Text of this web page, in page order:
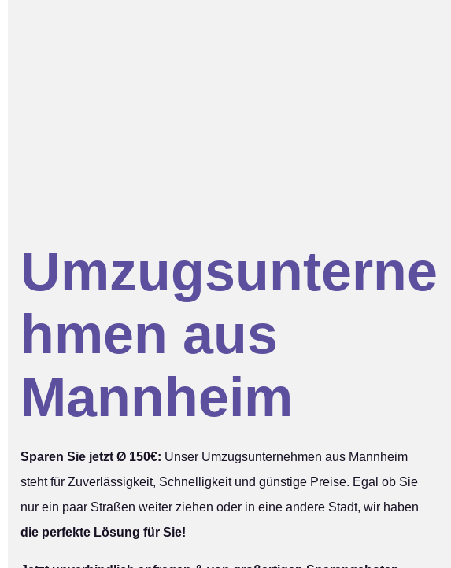
Umzugsunterne
hmen aus
Mannheim
Sparen Sie jetzt Ø 150€: Unser Umzugsunternehmen aus Mannheim
steht für Zuverlässigkeit, Schnelligkeit und günstige Preise. Egal ob Sie
nur ein paar Straßen weiter ziehen oder in eine andere Stadt, wir haben
die perfekte Lösung für Sie!